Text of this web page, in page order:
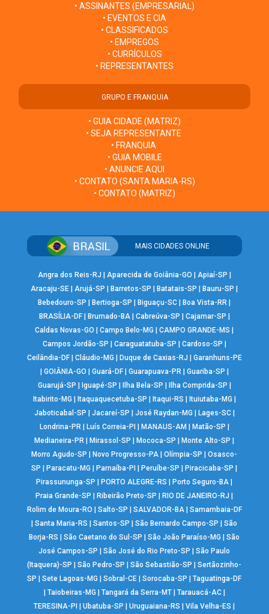
• ASSINANTES (EMPRESARIAL)
• EVENTOS E CIA
• CLASSIFICADOS
• EMPREGOS
• CURRÍCULOS
• REPRESENTANTES
GRUPO E FRANQUIA
• GUIA CIDADE (MATRIZ)
• SEJA REPRESENTANTE
• FRANQUIA
• GUIA MOBILE
• ANUNCIE AQUI
• CONTATO (SANTA MARIA-RS)
• CONTATO (MATRIZ)
MAIS CIDADES ONLINE
Angra dos Reis-RJ Aparecida de Goiânia-GO Apiaí-SP
Aracaju-SE |Arujá-SP Barretos-SP Batatais-SP Bauru-SP
Bebedouro-SP
Bertioga-SP Biguaçu-SC Boa Vista-RR
BRASÍLIA-DF| Brumado-BA| Cabreúva-SP Cajamar-SP
Caldas Novas-GO
|Campo Belo-MG |CAMPO GRANDE-MS
Campos Jordão-SP
Caraguatatuba-SP Cardoso-SP
Ceilândia-DF| Cláudio-MG Duque de Caxias-RJ
Garanhuns-PE
GOIÂNIA-GO Guará-DF| Guarapuava-PR| Guariba-SP
Guarujá-SP
Iguapé-SP Ilha Bela-SP Ilha Comprida-SP
Itabirito-MG
Itaquaquecetuba-SP Itaqui-RS Ituiutaba-MG
Jaboticabal-SP
Jacareí-SP José Raydan-MG Lages-SC|
Londrina-PR| Luís Correia-PI MANAUS-AM Matão-SP
Medianeira-PR
Mirassol-SP Mococa-SP Monte Alto-SP
Morro Agudo-SP
Novo Progresso-PA |Olímpia-SP |Osasco-
SP
Paracatu-MG Parnaíba-PI Peruíbe-SP Piracicaba-SP
Pirassununga-SP
PORTO ALEGRE-RS Porto Seguro-BA
Praia Grande-SP
Ribeirão Preto-SP RIO DE JANEIRO-RJ
Rolim de Moura-RO
Salto-SP SALVADOR-BA| Samambaia-DF
|Santa Maria-RS |Santos-SP |São Bernardo Campo-SP |São
Borja-RS
|São Caetano do Sul-SP |São João Paraíso-MG |São
José Campos-SP
|São José do Rio Preto-SP |São Paulo
(Itaquera)-SP
|São Pedro-SP |São Sebastião-SP |Sertãozinho-
SP
|Sete Lagoas-MG |Sobral-CE |Sorocaba-SP |Taguatinga-DF
Taiobeiras-MG Tangará da Serra-MT| Tarauacá-AC|
TERESINA-PI
|Ubatuba-SP |Uruguaiana-RS |Vila Velha-ES